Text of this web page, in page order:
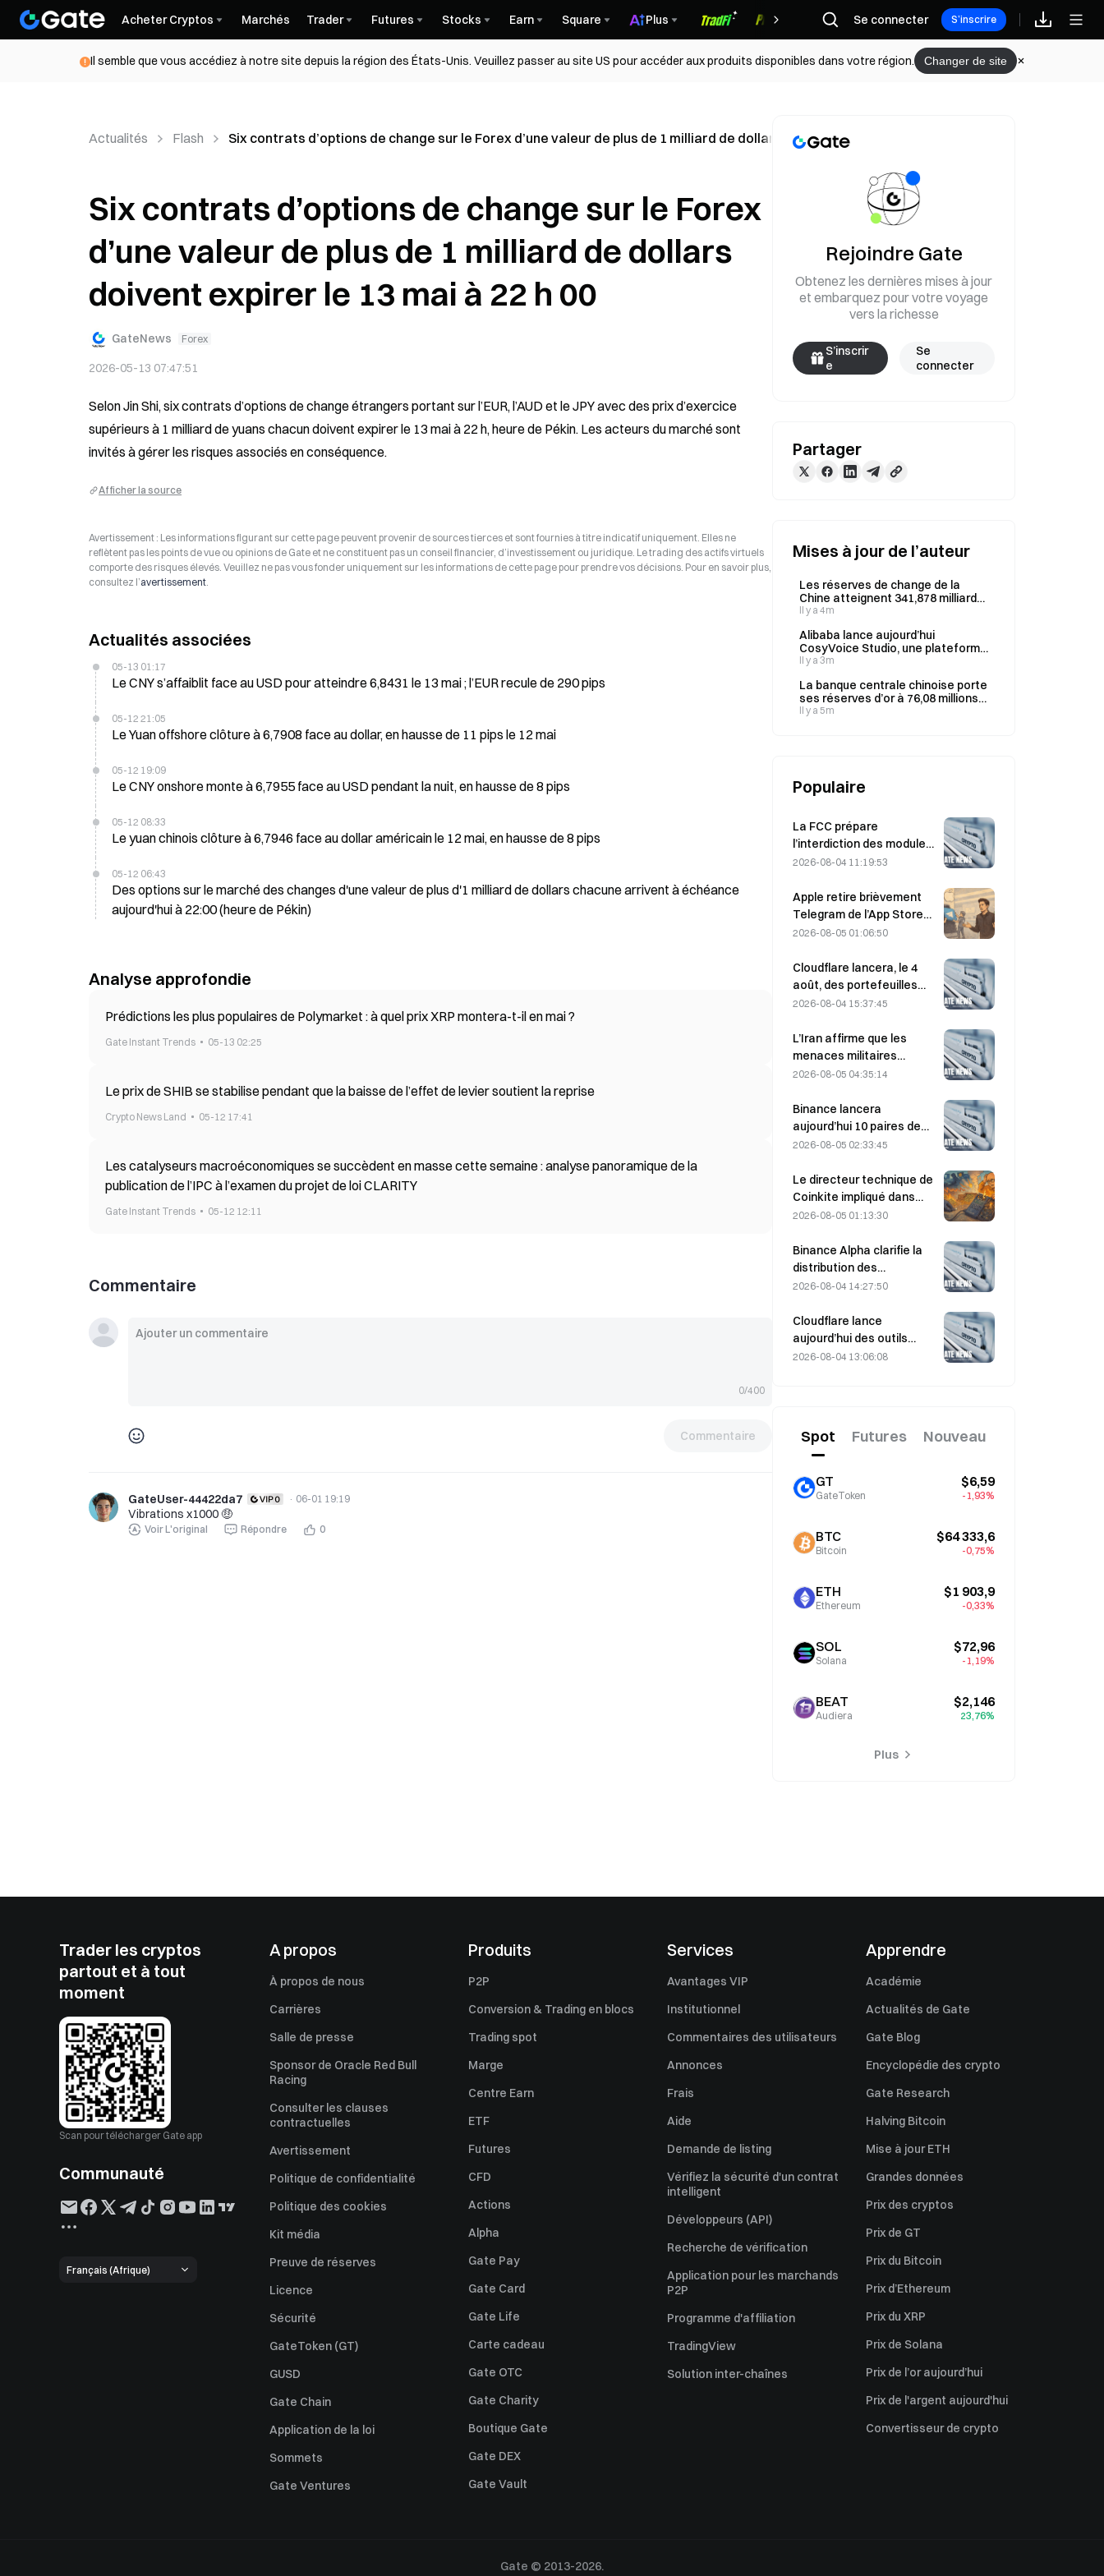
Acheter Cryptos Marchés Trader Futures Stocks Earn Square Plus Récompenses
Se connecter S’inscrire
Il semble que vous accédiez à notre site depuis la région des États-Unis. Veuillez passer au site US pour accéder aux produits disponibles dans votre région. Changer de site
Actualités Flash Six contrats d’options de change sur le Forex d’une valeur de plus de 1 milliard de dollars doivent expirer le 13 mai à 22 h 00
Six contrats d’options de change sur le Forex
d’une valeur de plus de 1 milliard de dollars
doivent expirer le 13 mai à 22 h 00
GateNews Forex
2026-05-13 07:47:51
Selon Jin Shi, six contrats d’options de change étrangers portant sur l’EUR, l’AUD et le JPY avec des prix d’exercice
supérieurs à 1 milliard de yuans chacun doivent expirer le 13 mai à 22 h, heure de Pékin. Les acteurs du marché sont
invités à gérer les risques associés en conséquence.
Afficher la source
Avertissement : Les informations figurant sur cette page peuvent provenir de sources tierces et sont fournies à titre indicatif uniquement. Elles ne
reflètent pas les points de vue ou opinions de Gate et ne constituent pas un conseil financier, d’investissement ou juridique. Le trading des actifs virtuels
comporte des risques élevés. Veuillez ne pas vous fonder uniquement sur les informations de cette page pour prendre vos décisions. Pour en savoir plus,
consultez l’avertissement.
Actualités associées
05-13 01:17
Le CNY s’affaiblit face au USD pour atteindre 6,8431 le 13 mai ; l’EUR recule de 290 pips
05-12 21:05
Le Yuan offshore clôture à 6,7908 face au dollar, en hausse de 11 pips le 12 mai
05-12 19:09
Le CNY onshore monte à 6,7955 face au USD pendant la nuit, en hausse de 8 pips
05-12 08:33
Le yuan chinois clôture à 6,7946 face au dollar américain le 12 mai, en hausse de 8 pips
05-12 06:43
Des options sur le marché des changes d'une valeur de plus d'1 milliard de dollars chacune arrivent à échéance
aujourd'hui à 22:00 (heure de Pékin)
Analyse approfondie
Prédictions les plus populaires de Polymarket : à quel prix XRP montera-t-il en mai ?
Gate Instant Trends 05-13 02:25
Le prix de SHIB se stabilise pendant que la baisse de l’effet de levier soutient la reprise
Crypto News Land 05-12 17:41
Les catalyseurs macroéconomiques se succèdent en masse cette semaine : analyse panoramique de la
publication de l’IPC à l’examen du projet de loi CLARITY
Gate Instant Trends 05-12 12:11
Commentaire
0/400
Commentaire
GateUser-44422da7 · 06-01 19:19
Vibrations x1000 🤑
Voir L'original Répondre 0
Rejoindre Gate
Obtenez les dernières mises à jour
et embarquez pour votre voyage
vers la richesse
S’inscrir
e
Se
connecter
Partager
Mises à jour de l’auteur
Les réserves de change de la
Chine atteignent 341,878 milliards
de dollars en juillet, en hausse de
Il y a 4m
Alibaba lance aujourd’hui
CosyVoice Studio, une plateforme
de production vocale alimentée
Il y a 3m
La banque centrale chinoise porte
ses réserves d’or à 76,08 millions
d’onces en juillet, marquant un 21e
Il y a 5m
Populaire
La FCC prépare
l’interdiction des modules
optiques chinois pour
Xinyuan pourrait subir un
impact sur 27 % de sa part
de marché.
2026-08-04 11:19:53
Apple retire brièvement
Telegram de l’App Store
en raison de contenus
(CSAM) ; Durov dément et
évoque une « attaque de
sécurité »
2026-08-05 01:06:50
Cloudflare lancera, le 4
août, des portefeuilles
pour agents IA afin de
API autonomes.
2026-08-04 15:37:45
L’Iran affirme que les
menaces militaires
américaines retardent
détroit d’Ormuz, prévu le 5
août.
2026-08-05 04:35:14
Binance lancera
aujourd’hui 10 paires de
trading bStocks à 20 h 00
2026-08-05 02:33:45
Le directeur technique de
Coinkite impliqué dans
l’incident lié à une
déclenchant quatre
vagues d’attaques qui ont
causé 114 millions de
2026-08-05 01:13:30
Binance Alpha clarifie la
distribution des
récompenses de
envoyées
automatiquement aux
détenteurs de
mensuelle minimale de 10
000.
2026-08-04 14:27:50
Cloudflare lance
aujourd’hui des outils
d’identité et de
2026-08-04 13:06:08
Spot Futures Nouveau
GT
GateToken
$6,59
-1,93%
BTC
Bitcoin
$64 333,6
-0,75%
ETH
Ethereum
$1 903,9
-0,33%
SOL
Solana
$72,96
-1,19%
BEAT
Audiera
$2,146
23,76%
Plus
Trader les cryptos
partout et à tout
moment
Scan pour télécharger Gate app
Communauté
Français (Afrique)
A propos
À propos de nous
Carrières
Salle de presse
Sponsor de Oracle Red Bull
Racing
Consulter les clauses
contractuelles
Avertissement
Politique de confidentialité
Politique des cookies
Kit média
Preuve de réserves
Licence
Sécurité
GateToken (GT)
GUSD
Gate Chain
Application de la loi
Sommets
Gate Ventures
Produits
P2P
Conversion & Trading en blocs
Trading spot
Marge
Centre Earn
ETF
Futures
CFD
Actions
Alpha
Gate Pay
Gate Card
Gate Life
Carte cadeau
Gate OTC
Gate Charity
Boutique Gate
Gate DEX
Gate Vault
Services
Avantages VIP
Institutionnel
Commentaires des utilisateurs
Annonces
Frais
Aide
Demande de listing
Vérifiez la sécurité d'un contrat
intelligent
Développeurs (API)
Recherche de vérification
Application pour les marchands
P2P
Programme d'affiliation
TradingView
Solution inter-chaînes
Apprendre
Académie
Actualités de Gate
Gate Blog
Encyclopédie des crypto
Gate Research
Halving Bitcoin
Mise à jour ETH
Grandes données
Prix des cryptos
Prix de GT
Prix du Bitcoin
Prix d’Ethereum
Prix du XRP
Prix de Solana
Prix de l’or aujourd’hui
Prix de l'argent aujourd'hui
Convertisseur de crypto
Gate © 2013-2026.